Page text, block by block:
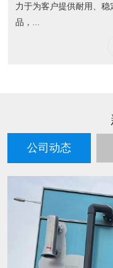
力于为客户提供耐用、
品，...
公司动态